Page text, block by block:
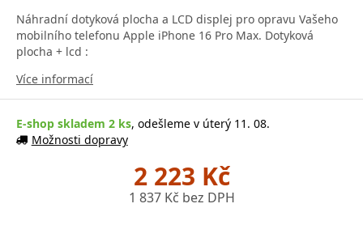
Náhradní dotyková plocha a LCD displej pro opravu Vašeho
mobilního telefonu Apple iPhone 16 Pro Max. Dotyková
plocha + lcd :
Více informací
E-shop skladem 2 ks, odešleme v úterý 11. 08.
Možnosti dopravy
2 223 Kč
1 837 Kč bez DPH